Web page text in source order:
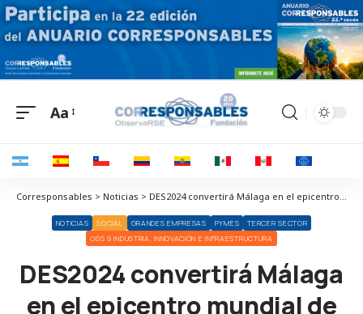
Aa
Corresponsables > Noticias > DES2024 convertirá Málaga en el epicentro mundial de la innovación tecnológica con una mirada humana de la IA
NOTICIAS SOCIAL GRANDES EMPRESAS PYMES
TERCER SECTOR
ODS 9 INDUSTRIA, INNOVACIÓN E INFRAESTRUCTURA
DES2024 convertirá Málaga
en el epicentro mundial de